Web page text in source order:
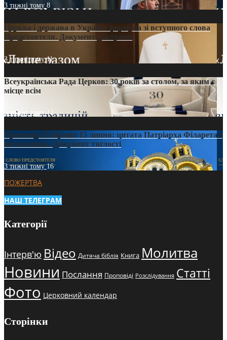
3 тижні тому 8
Церква і держава в Україні: формула зі вступного слова
Предстоятеля. Документ доктрини
3 тижні тому11
Всеукраїнська Рада Церков: 30 років за столом, за яким є
місце всім
3 тижні тому12
Проповідь Епіфанія 15 липня: цитата Патріарха Філарета з
його амвона. Документ тяглості
3 тижні тому16
ПОЖЕРТВА
НАШ ТЕЛЕГРАМ
Категорії
Інтерв'ю Відео Дитяча біблія Книга Молитва
Новини Послання Проповіді Розслідування Статті
Фото Церковний календар
Сторінки